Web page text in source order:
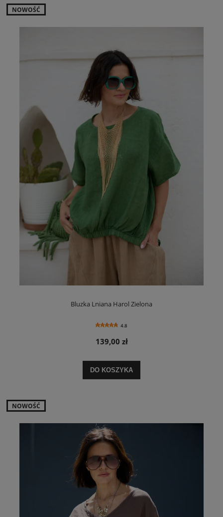
Bluzka Lniana Harol Zielona
4.8
139,00 zł
DO KOSZYKA
NOWOŚĆ
NOWOŚĆ